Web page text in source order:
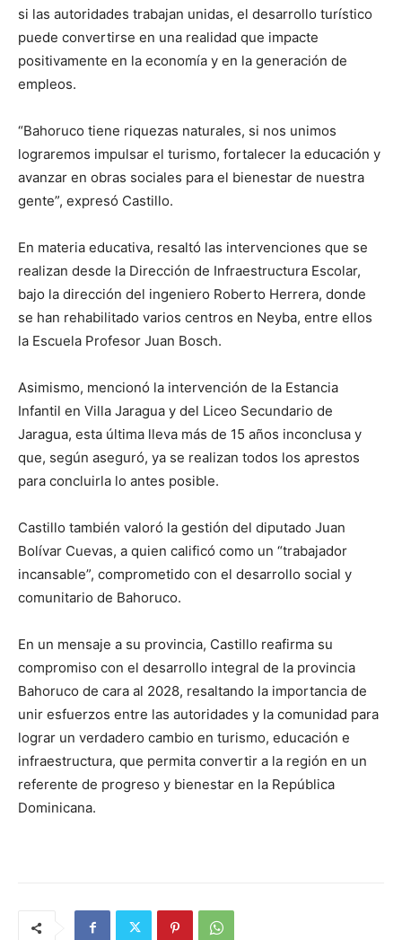
si las autoridades trabajan unidas, el desarrollo turístico
puede convertirse en una realidad que impacte
positivamente en la economía y en la generación de
empleos.
“Bahoruco tiene riquezas naturales, si nos unimos
lograremos impulsar el turismo, fortalecer la educación y
avanzar en obras sociales para el bienestar de nuestra
gente”, expresó Castillo.
En materia educativa, resaltó las intervenciones que se
realizan desde la Dirección de Infraestructura Escolar,
bajo la dirección del ingeniero Roberto Herrera, donde
se han rehabilitado varios centros en Neyba, entre ellos
la Escuela Profesor Juan Bosch.
Asimismo, mencionó la intervención de la Estancia
Infantil en Villa Jaragua y del Liceo Secundario de
Jaragua, esta última lleva más de 15 años inconclusa y
que, según aseguró, ya se realizan todos los aprestos
para concluirla lo antes posible.
Castillo también valoró la gestión del diputado Juan
Bolívar Cuevas, a quien calificó como un “trabajador
incansable”, comprometido con el desarrollo social y
comunitario de Bahoruco.
En un mensaje a su provincia, Castillo reafirma su
compromiso con el desarrollo integral de la provincia
Bahoruco de cara al 2028, resaltando la importancia de
unir esfuerzos entre las autoridades y la comunidad para
lograr un verdadero cambio en turismo, educación e
infraestructura, que permita convertir a la región en un
referente de progreso y bienestar en la República
Dominicana.